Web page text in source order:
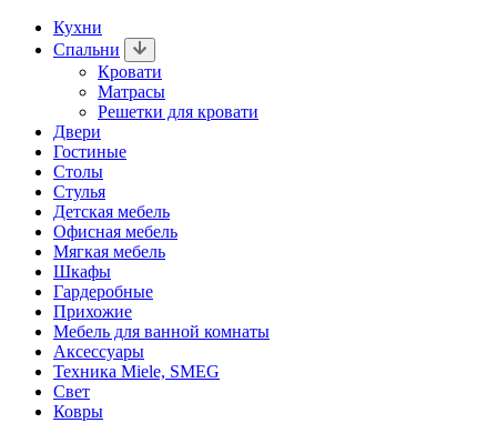
Кухни
Спальни
Кровати
Матрасы
Решетки для кровати
Двери
Гостиные
Столы
Стулья
Детская мебель
Офисная мебель
Мягкая мебель
Шкафы
Гардеробные
Прихожие
Мебель для ванной комнаты
Аксессуары
Техника Miele, SMEG
Свет
Ковры